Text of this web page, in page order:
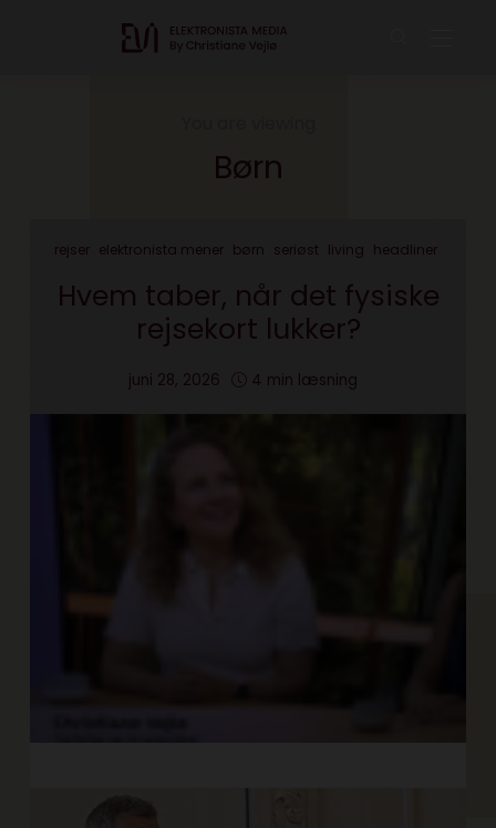
Børn
rejser elektronista mener børn seriøst living headliner
Hvem taber, når det fysiske
rejsekort lukker?
juni 28, 2026 4 min læsning